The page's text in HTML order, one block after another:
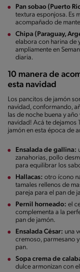
Pan sobao (Puerto
textura esponjosa. Es
acompañado de
Chipa (Paraguay,
elabora con harina de
ampliamente en
diaria.
10 manera de
esta navidad
Los pancitos de jamón
navidad, conformando,
las de noche buena y
navidad! Acá te dejamos
jamón en esta época de
Ensalada de gallina:
zanahorias, pollo
para equilibrar los
Hallacas: otro ícono
tamales rellenos de
pareja para el pan de
Pernil horneado: el
complementa a la
pan de jamón.
Ensalada César: una
cremoso, parmesano
pan.
Sopa crema de
dulce armonizan con